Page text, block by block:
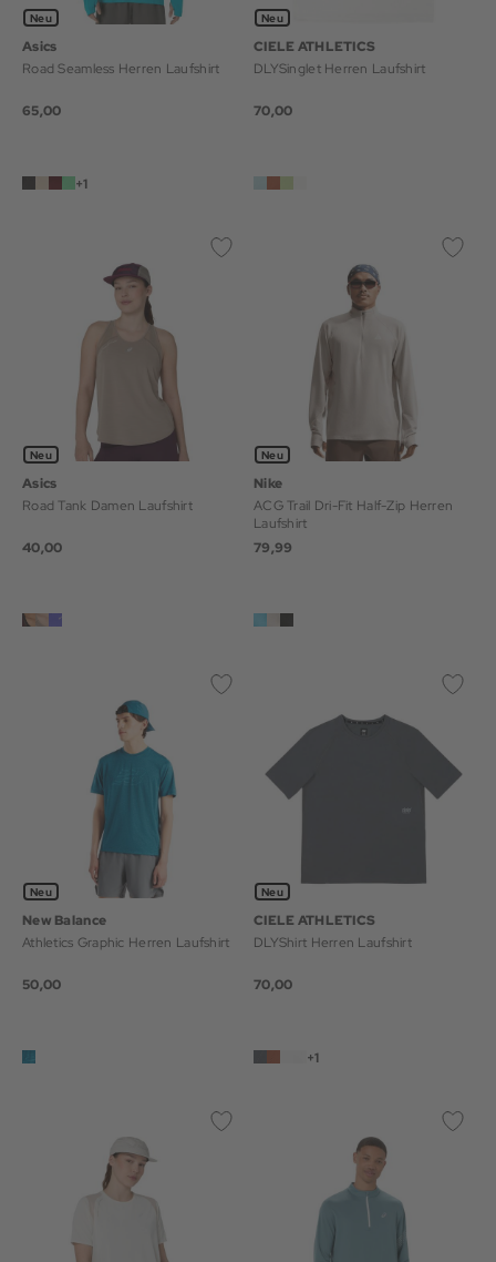
Neu
Asics
Road Seamless Herren Laufshirt
65,00
+1
Neu
CIELE ATHLETICS
DLYSinglet Herren Laufshirt
70,00
Neu
Asics
Road Tank Damen Laufshirt
40,00
Neu
Nike
ACG Trail Dri-Fit Half-Zip Herren
Laufshirt
79,99
Neu
New Balance
Athletics Graphic Herren Laufshirt
50,00
Neu
CIELE ATHLETICS
DLYShirt Herren Laufshirt
70,00
+1